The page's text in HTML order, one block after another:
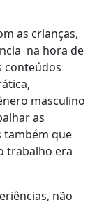
as crianças,
na hora de
conteúdos
masculino
as
também que
trabalho era
não